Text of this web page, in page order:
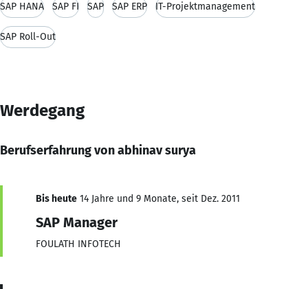
SAP HANA SAP FI SAP SAP ERP IT-Projektmanagement
SAP Roll-Out
Werdegang
Berufserfahrung von abhinav surya
Bis heute 14 Jahre und 9 Monate, seit Dez. 2011
SAP Manager
FOULATH INFOTECH